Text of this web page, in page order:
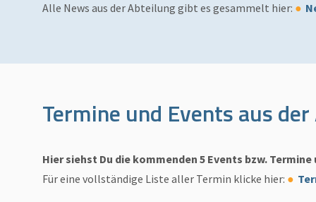
Alle News aus der Abteilung gibt es gesammelt hier:
Termine und Events aus
Hier siehst Du die kommenden 5 Events bzw.
Für eine vollständige Liste aller Termin klicke hier: